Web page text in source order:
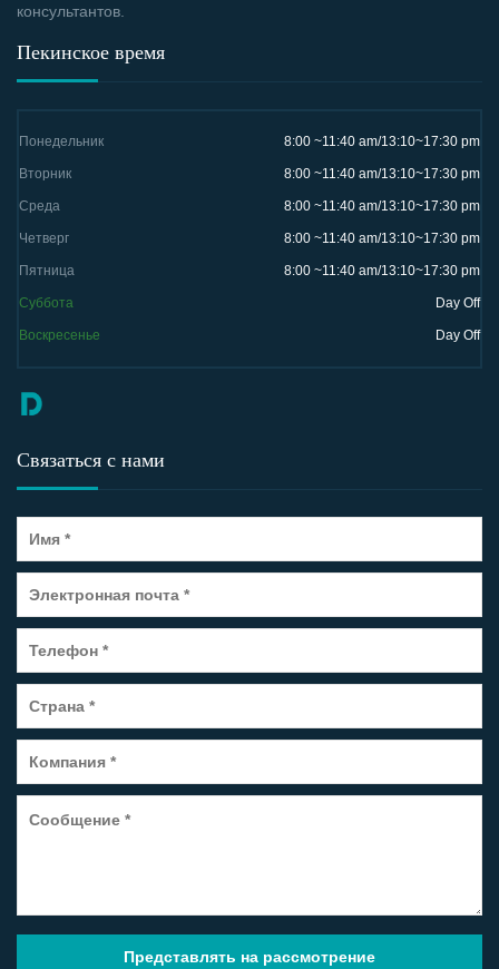
консультантов.
Пекинское время
Понедельник 8:00 ~11:40 am/13:10~17:30 pm
Вторник 8:00 ~11:40 am/13:10~17:30 pm
Среда 8:00 ~11:40 am/13:10~17:30 pm
Четверг 8:00 ~11:40 am/13:10~17:30 pm
Пятница 8:00 ~11:40 am/13:10~17:30 pm
Суббота Day Off
Воскресенье Day Off
Связаться с нами